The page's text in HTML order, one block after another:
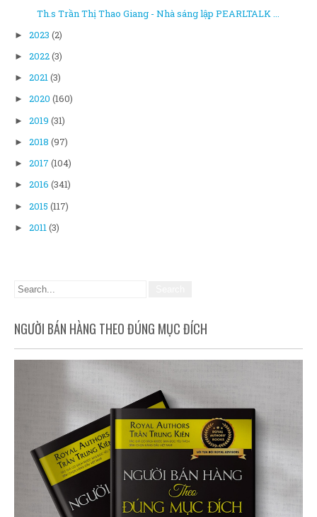
Th.s Trần Thị Thao Giang - Nhà sáng lập PEARLTALK ...
► 2023 (2)
► 2022(3)
► 2021(3)
► 2020 (160)
► 2019 (31)
► 2018 (97)
► 2017 (104)
► 2016 (341)
► 2015 (117)
► 2011(3)
NGƯỜI BÁN HÀNG THEO ĐÚNG MỤC ĐÍCH